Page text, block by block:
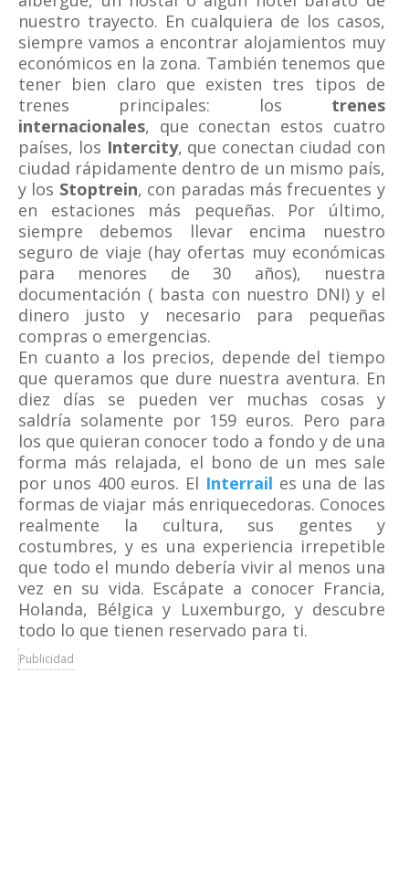
nuestro trayecto. En cualquiera de los casos,
siempre vamos a encontrar alojamientos muy
económicos en la zona. También tenemos que
tener bien claro que existen tres tipos de
trenes principales: los trenes
internacionales, que conectan estos cuatro
países, los Intercity, que conectan ciudad con
ciudad rápidamente dentro de un mismo país,
y los Stoptrein, con paradas más frecuentes y
en estaciones más pequeñas. Por último,
siempre debemos llevar encima nuestro
seguro de viaje (hay ofertas muy económicas
para menores de 30 años), nuestra
documentación ( basta con nuestro DNI) y el
dinero justo y necesario para pequeñas
compras o emergencias.
En cuanto a los precios, depende del tiempo
que queramos que dure nuestra aventura. En
diez días se pueden ver muchas cosas y
saldría solamente por 159 euros. Pero para
los que quieran conocer todo a fondo y de una
forma más relajada, el bono de un mes sale
por unos 400 euros. El Interrail es una de las
formas de viajar más enriquecedoras. Conoces
realmente la cultura, sus gentes y
costumbres, y es una experiencia irrepetible
que todo el mundo debería vivir al menos una
vez en su vida. Escápate a conocer Francia,
Holanda, Bélgica y Luxemburgo, y descubre
todo lo que tienen reservado para ti.
Publicidad